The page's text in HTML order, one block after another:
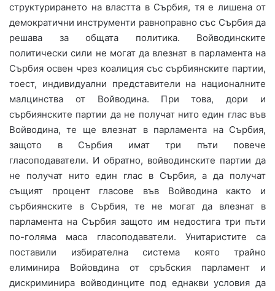
структурирането на властта в Сърбия, тя е лишена от
демократични инструменти равноправно със Сърбия да
решава за общата политика. Войводинските
политически сили не могат да влезнат в парламента на
Сърбия освен чрез коалиция със сърбиянските партии,
тоест, индивидуални представители на националните
малцинства от Войводина. При това, дори и
сърбиянските партии да не получат нито един глас във
Войводина, те ще влезнат в парламента на Сърбия,
защото в Сърбия имат три пъти повече
гласоподаватели. И обратно, войводинските партии да
не получат нито един глас в Сърбия, а да получат
същият процент гласове във Войводина както и
сърбиянските в Сърбия, те не могат да влезнат в
парламента на Сърбия защото им недостига три пъти
по-голяма маса гласоподаватели. Унитаристите са
поставили избирателна система която трайно
елиминира Войовдина от сръбския парламент и
дискриминира войводинците под еднакви условия да